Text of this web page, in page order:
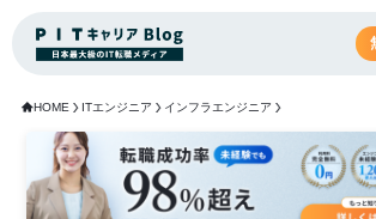
HOME ITエンジニア インフラエンジニア